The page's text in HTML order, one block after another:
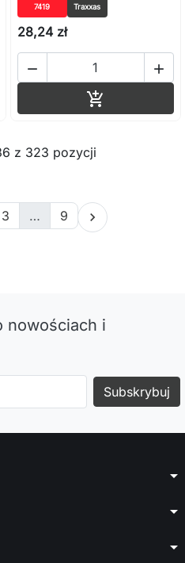
7419
Traxxas
28,24 zł
 

z 323 pozycji
3 … 9 
nowościach i
arrow_drop_down
arrow_drop_down
arrow_drop_down